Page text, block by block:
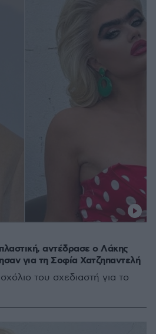
αντέδρασε ο Λάκης
για τη Σοφία Χατζηπαντελή
του σχεδιαστή για το